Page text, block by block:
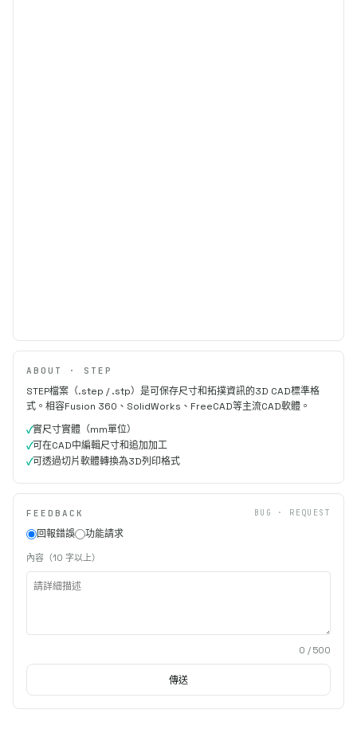
ABOUT · STEP
STEP檔案（.step / .stp）是可保存尺寸和拓撲資訊的3D CAD標準格
式。相容Fusion 360、SolidWorks、FreeCAD等主流CAD軟體。
實尺寸實體（mm單位）
可在CAD中編輯尺寸和追加加工
可透過切片軟體轉換為3D列印格式
FEEDBACK BUG · REQUEST
回報錯誤 功能請求
內容（10 字以上）
0 / 500
傳送